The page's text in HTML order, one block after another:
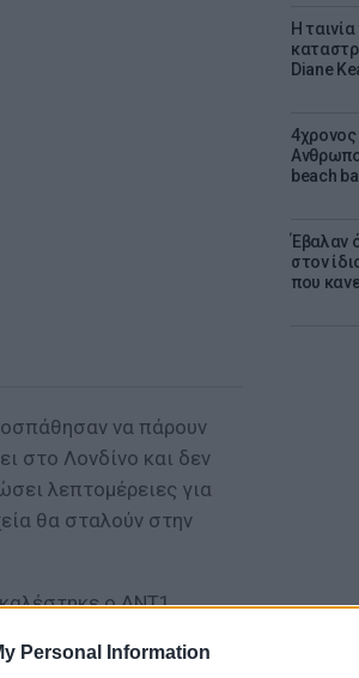
Personal Information
Η
Diane
beach
Έβαλαν
στον
που
να πάρουν
στο Λονδίνο και δεν
λεπτομέρειες για
θα σταλούν στην
ο ΑΝΤ1,
απειλητικά μηνύματα
της ζητώντας τους,